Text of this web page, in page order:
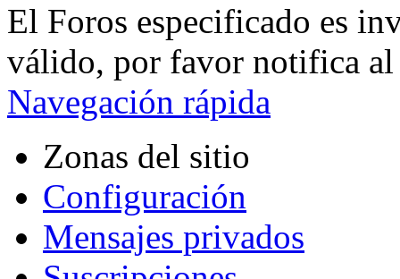
El Foros especificado es
válido, por favor notifica
Navegación rápida
Zonas del sitio
Configuración
Mensajes privados